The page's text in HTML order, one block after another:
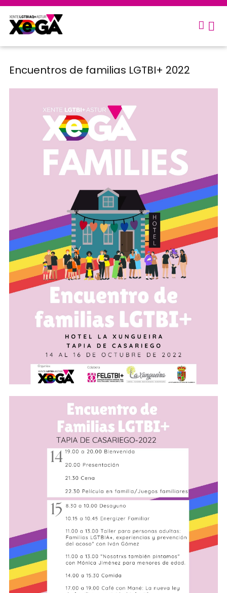
Encuentros de familias LGTBI+ 2022